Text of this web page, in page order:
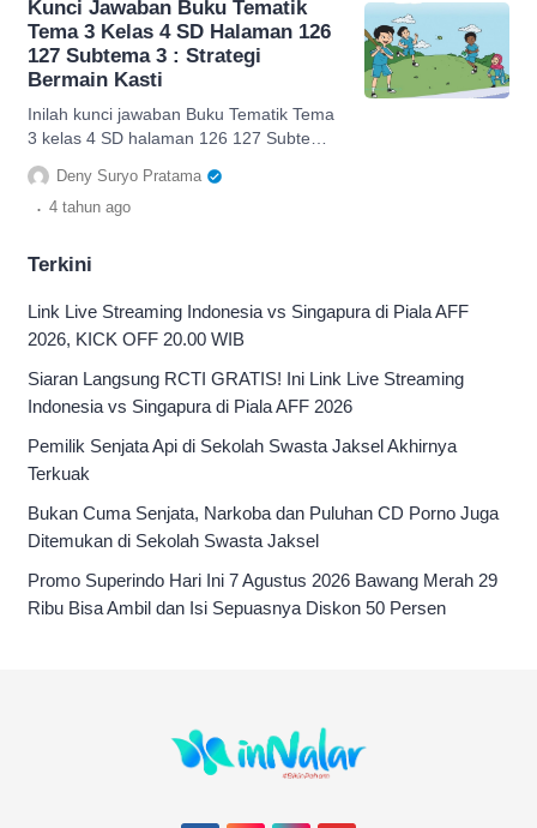
Kunci Jawaban Buku Tematik
Tema 3 Kelas 4 SD Halaman 126
127 Subtema 3 : Strategi
Bermain Kasti
Inilah kunci jawaban Buku Tematik Tema
3 kelas 4 SD halaman 126 127 Subtema
3 tentang strategi bermain kasti, cek di
sini.
Deny Suryo Pratama
. 4 tahun ago
Terkini
Link Live Streaming Indonesia vs Singapura di Piala AFF
2026, KICK OFF 20.00 WIB
Siaran Langsung RCTI GRATIS! Ini Link Live Streaming
Indonesia vs Singapura di Piala AFF 2026
Pemilik Senjata Api di Sekolah Swasta Jaksel Akhirnya
Terkuak
Bukan Cuma Senjata, Narkoba dan Puluhan CD Porno Juga
Ditemukan di Sekolah Swasta Jaksel
Promo Superindo Hari Ini 7 Agustus 2026 Bawang Merah 29
Ribu Bisa Ambil dan Isi Sepuasnya Diskon 50 Persen